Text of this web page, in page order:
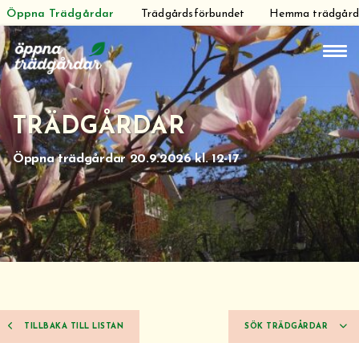
Hoppa
till
innehåll
Öppna Trädgårdar Trädgårdsförbundet Hemma trädgård
TRÄDGÅRDAR
Öppna trädgårdar 20.9.2026 kl. 12-17
TILLBAKA TILL LISTAN SÖK TRÄDGÅRDAR